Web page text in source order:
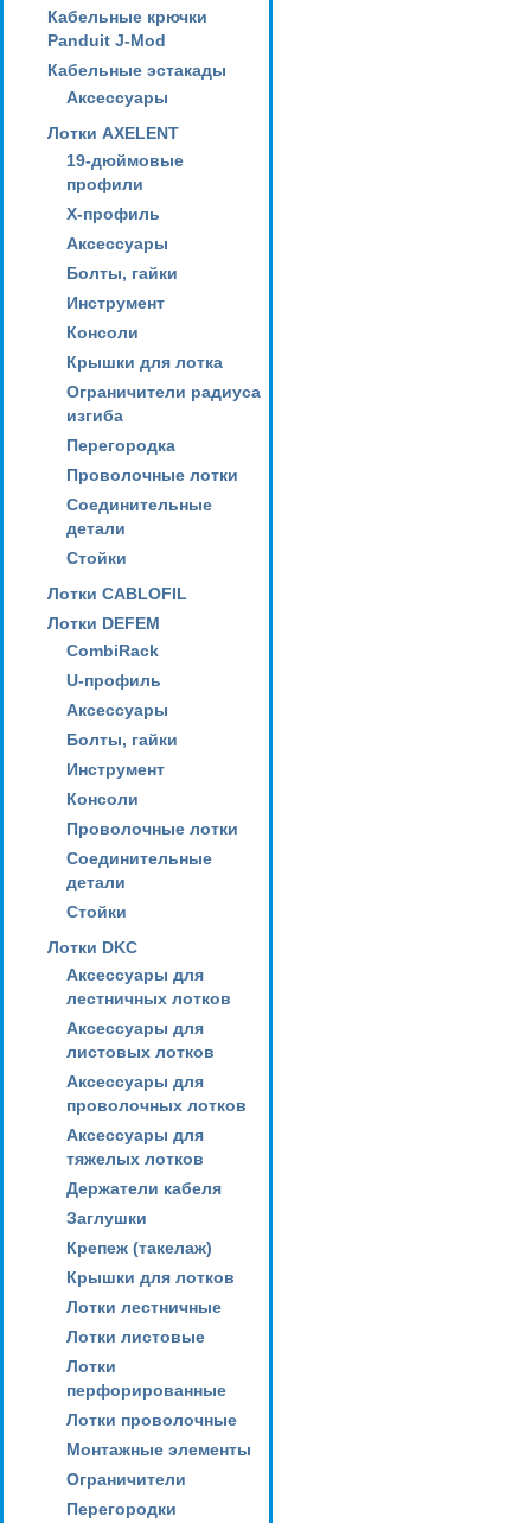
Кабельные крючки
Panduit J-Mod
Кабельные эстакады
Аксессуары
Лотки AXELENT
19-дюймовые
профили
X-профиль
Аксессуары
Болты, гайки
Инструмент
Консоли
Крышки для лотка
Ограничители радиуса
изгиба
Перегородка
Проволочные лотки
Соединительные
детали
Стойки
Лотки CABLOFIL
Лотки DEFEM
CombiRack
U-профиль
Аксессуары
Болты, гайки
Инструмент
Консоли
Проволочные лотки
Соединительные
детали
Стойки
Лотки DKC
Аксессуары для
лестничных лотков
Аксессуары для
листовых лотков
Аксессуары для
проволочных лотков
Аксессуары для
тяжелых лотков
Держатели кабеля
Заглушки
Крепеж (такелаж)
Крышки для лотков
Лотки лестничные
Лотки листовые
Лотки
перфорированные
Лотки проволочные
Монтажные элементы
Ограничители
Перегородки